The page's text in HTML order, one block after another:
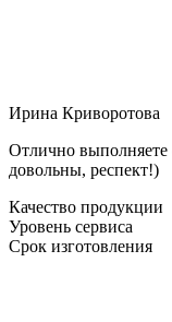
Ирина Криворотова
Отлично выполняете
довольны, респект!)
Качество продукции
Уровень сервиса
Срок изготовления